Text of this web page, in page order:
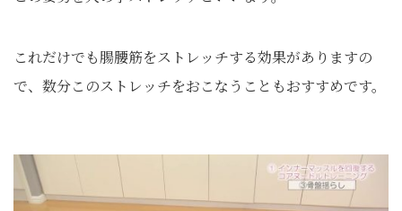
これだけでも腸腰筋をストレッチする効果がありますの
で、数分このストレッチをおこなうこともおすすめです。